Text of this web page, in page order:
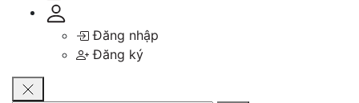
Đăng nhập
Đăng ký